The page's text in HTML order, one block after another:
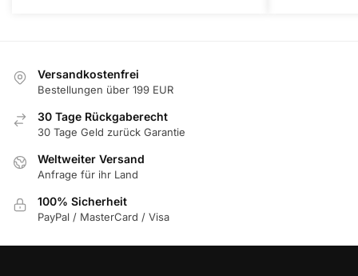
Versandkostenfrei
Bestellungen über 199 EUR
30 Tage Rückgaberecht
30 Tage Geld zurück Garantie
Weltweiter Versand
Anfrage für ihr Land
100% Sicherheit
PayPal / MasterCard / Visa